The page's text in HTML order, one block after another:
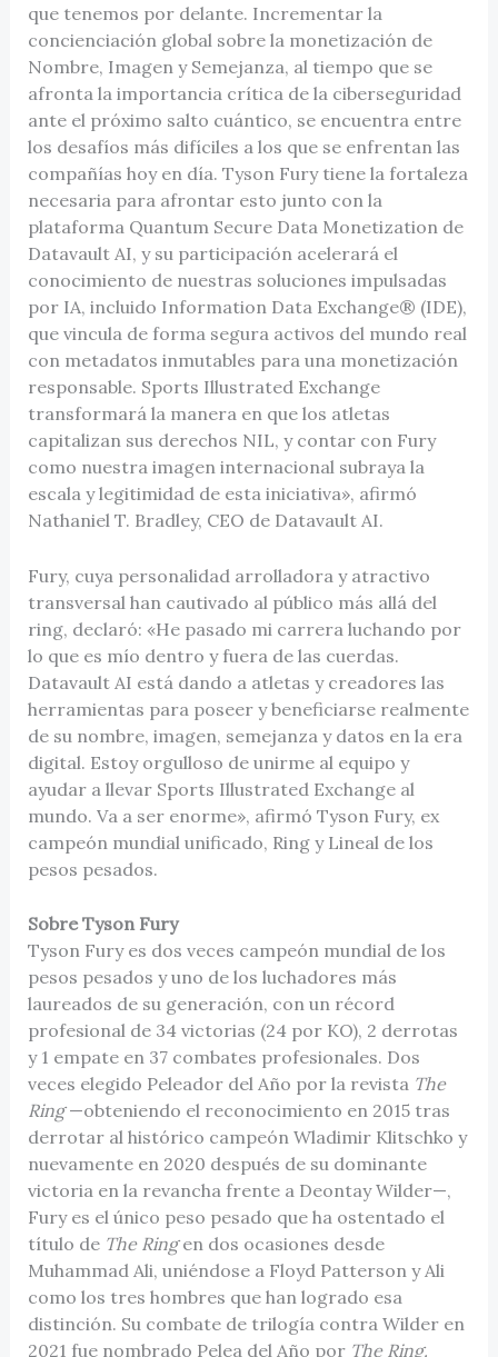
que tenemos por delante. Incrementar la
concienciación global sobre la monetización de
Nombre, Imagen y Semejanza, al tiempo que se
afronta la importancia crítica de la ciberseguridad
ante el próximo salto cuántico, se encuentra entre
los desafíos más difíciles a los que se enfrentan las
compañías hoy en día. Tyson Fury tiene la fortaleza
necesaria para afrontar esto junto con la
plataforma Quantum Secure Data Monetization de
Datavault AI, y su participación acelerará el
conocimiento de nuestras soluciones impulsadas
por IA, incluido Information Data Exchange® (IDE),
que vincula de forma segura activos del mundo real
con metadatos inmutables para una monetización
responsable. Sports Illustrated Exchange
transformará la manera en que los atletas
capitalizan sus derechos NIL, y contar con Fury
como nuestra imagen internacional subraya la
escala y legitimidad de esta iniciativa», afirmó
Nathaniel T. Bradley, CEO de Datavault AI.
Fury, cuya personalidad arrolladora y atractivo
transversal han cautivado al público más allá del
ring, declaró: «He pasado mi carrera luchando por
lo que es mío dentro y fuera de las cuerdas.
Datavault AI está dando a atletas y creadores las
herramientas para poseer y beneficiarse realmente
de su nombre, imagen, semejanza y datos en la era
digital. Estoy orgulloso de unirme al equipo y
ayudar a llevar Sports Illustrated Exchange al
mundo. Va a ser enorme», afirmó Tyson Fury, ex
campeón mundial unificado, Ring y Lineal de los
pesos pesados.
Sobre Tyson Fury
Tyson Fury es dos veces campeón mundial de los
pesos pesados y uno de los luchadores más
laureados de su generación, con un récord
profesional de 34 victorias (24 por KO), 2 derrotas
y 1 empate en 37 combates profesionales. Dos
veces elegido Peleador del Año por la revista The
Ring—obteniendo el reconocimiento en 2015 tras
derrotar al histórico campeón Wladimir Klitschko y
nuevamente en 2020 después de su dominante
victoria en la revancha frente a Deontay Wilder—,
Fury es el único peso pesado que ha ostentado el
título de The Ringen dos ocasiones desde
Muhammad Ali, uniéndose a Floyd Patterson y Ali
como los tres hombres que han logrado esa
distinción. Su combate de trilogía contra Wilder en
2021 fue nombrado Pelea del Año por The Ring.